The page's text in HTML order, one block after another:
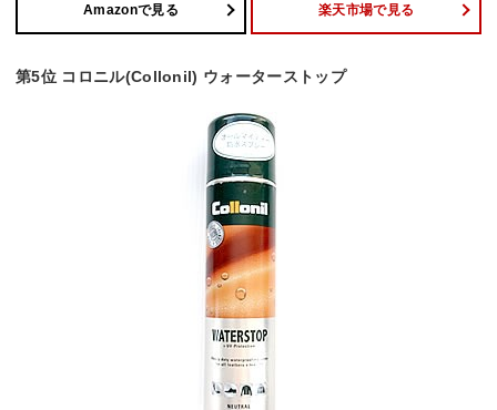
Amazonで見る 楽天市場で見る
第5位 コロニル(Collonil) ウォーターストップ